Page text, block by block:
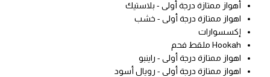
أهواز ممتازة درجة أولى - بلاستيك
اهواز ممتازة درجة أولى - خشب
إكسسوارات
Hookah ملقط فحم
اهواز ممتازة درجة أولى - راينبو
اهواز ممتازة درجة أولى - رويال أسود